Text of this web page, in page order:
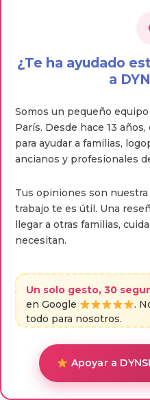
¿Te ha ayudado
a
Somos un pequeño
París. Desde hace 13
para ayudar a familias,
ancianos y profesionales
Tus opiniones son
trabajo te es útil. Una
llegar a otras familias,
necesitan.
Un solo gesto, 30
en Google
.
todo para nosotros.
Apoyar a